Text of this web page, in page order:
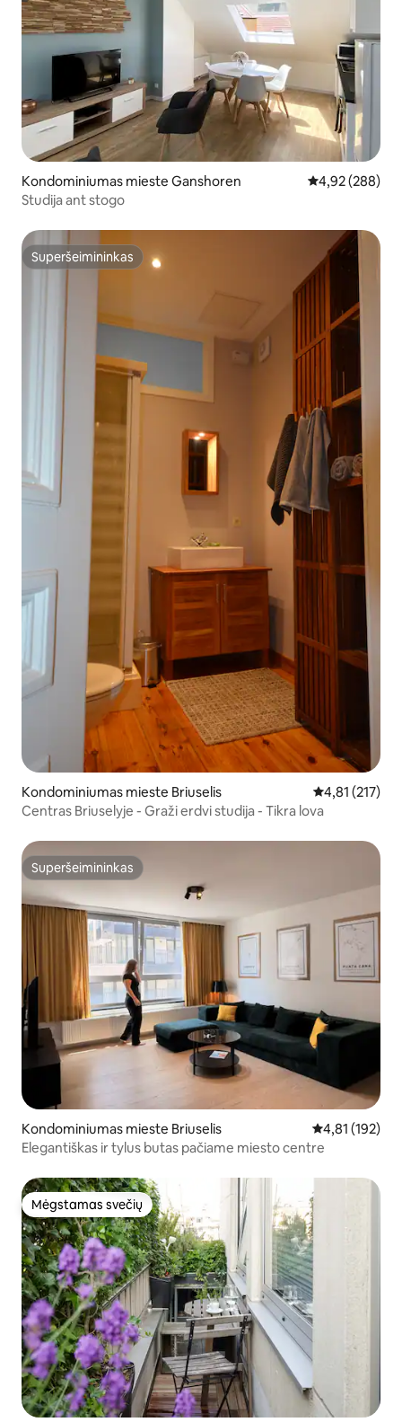
Kondominiumas mieste Ganshoren Vidutinis
4,92 (288)
Studija ant stogo
Superšeimininkas
Superšeimininkas
Kondominiumas mieste Briuselis Vidutinis
4,81 (217)
Centras Briuselyje - Graži erdvi studija - Tikra lova
Superšeimininkas
Superšeimininkas
Kondominiumas mieste Briuselis Vidutinis
4,81 (192)
Elegantiškas ir tylus butas pačiame miesto centre
Mėgstamas svečių
Mėgstamas svečių